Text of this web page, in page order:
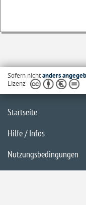
Sofern nichtanders
Lizenz
Startseite
Hilfe / Infos
Nutzungsbedingungen